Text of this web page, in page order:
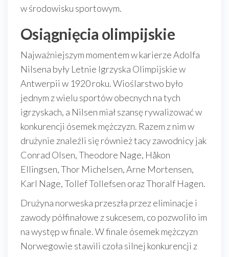
w środowisku sportowym.
Osiągnięcia olimpijskie
Najważniejszym momentem w karierze Adolfa
Nilsena były Letnie Igrzyska Olimpijskie w
Antwerpii w 1920 roku. Wioślarstwo było
jednym z wielu sportów obecnych na tych
igrzyskach, a Nilsen miał szansę rywalizować w
konkurencji ósemek mężczyzn. Razem z nim w
drużynie znaleźli się również tacy zawodnicy jak
Conrad Olsen, Theodore Nage, Håkon
Ellingsen, Thor Michelsen, Arne Mortensen,
Karl Nage, Tollef Tollefsen oraz Thoralf Hagen.
Drużyna norweska przeszła przez eliminacje i
zawody półfinałowe z sukcesem, co pozwoliło im
na występ w finale. W finale ósemek mężczyzn
Norwegowie stawili czoła silnej konkurencji z